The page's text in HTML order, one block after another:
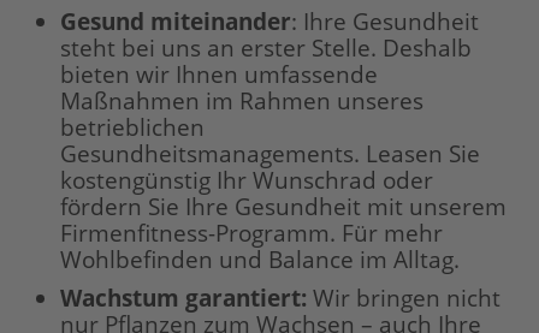
Gesund miteinander: Ihre Gesundheit
steht bei uns an erster Stelle. Deshalb
bieten wir Ihnen umfassende
Maßnahmen im Rahmen unseres
betrieblichen
Gesundheitsmanagements. Leasen Sie
kostengünstig Ihr Wunschrad oder
fördern Sie Ihre Gesundheit mit unserem
Firmenfitness-Programm. Für mehr
Wohlbefinden und Balance im Alltag.
Wachstum garantiert: Wir bringen nicht
nur Pflanzen zum Wachsen – auch Ihre